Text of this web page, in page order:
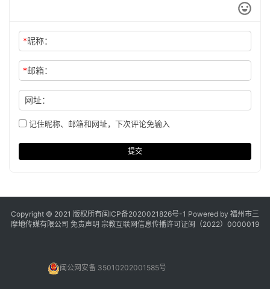
*昵称：
*邮箱：
网址：
记住昵称、邮箱和网址，下次评论免输入
提交
Copyright © 2021 版权所有闽ICP备2020021826号-1 Powered by 福州市三
摩地传媒有限公司 免责声明 宗教互联网信息传播许可证闽（2022）0000019
闽公网安备 35010202001585号